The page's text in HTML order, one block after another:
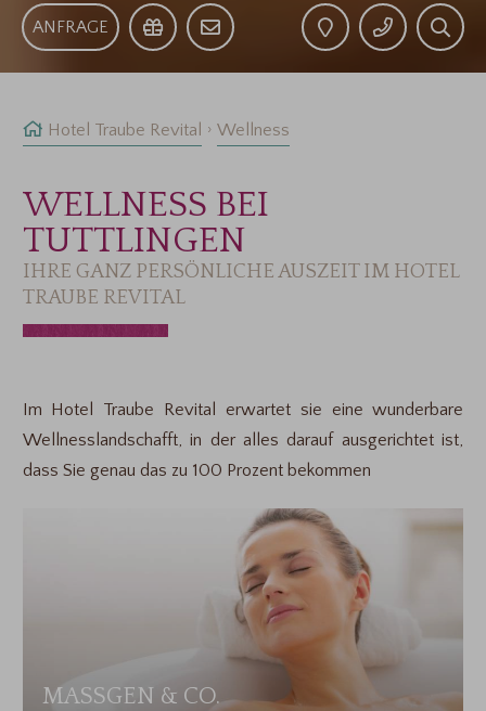
ANFRAGE
Hotel Traube Revital Wellness
WELLNESS BEI
TUTTLINGEN
IHRE GANZ PERSÖNLICHE AUSZEIT IM HOTEL
TRAUBE REVITAL
Im Hotel Traube Revital erwartet sie eine wunderbare
Wellnesslandschafft, in der alles darauf ausgerichtet ist,
dass Sie genau das zu 100 Prozent bekommen
MASSGEN & CO.